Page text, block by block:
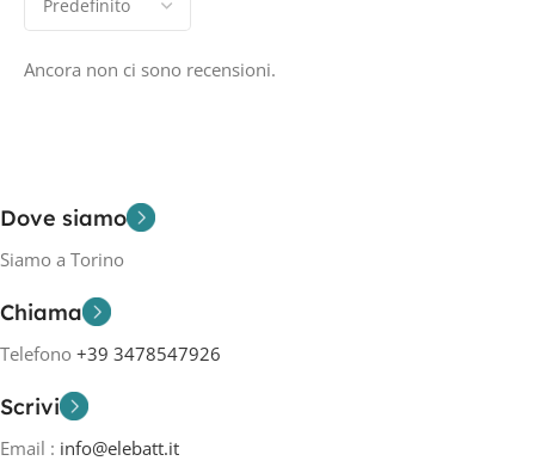
Ancora non ci sono recensioni.
Dove siamo
Siamo a Torino
Chiama
Telefono +39 3478547926
Scrivi
Email : info@elebatt.it